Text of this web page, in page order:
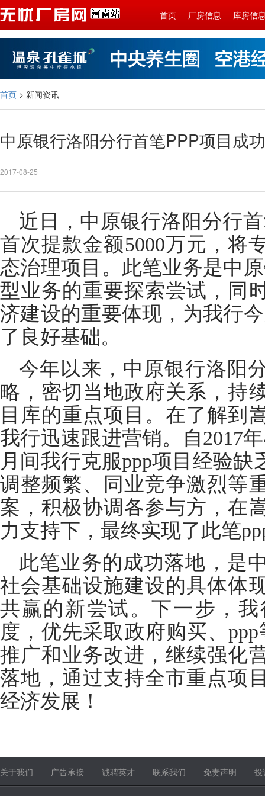
首页 厂房信息 库房信
首页 > 新闻资讯
中原银行洛阳分行首笔PPP项目成
2017-08-25
近日，中原银行洛阳分行
首次提款金额5000万元，将
态治理项目。此笔业务是中
型业务的重要探索尝试，同
济建设的重要体现，为我行
了良好基础。
今年以来，中原银行洛阳
略，密切当地政府关系，持
目库的重点项目。在了解到
我行迅速跟进营销。自2017
月间我行克服ppp项目经验
调整频繁、同业竞争激烈等
案，积极协调各参与方，在
力支持下，最终实现了此笔
此笔业务的成功落地，是
社会基础设施建设的具体体
共赢的新尝试。下一步，
度，优先采取政府购买、
推广和业务改进，继续强化
落地，通过支持全市重点项
经济发展！
关于我们 广告承接 诚聘英才 联系我们 免责声明 投